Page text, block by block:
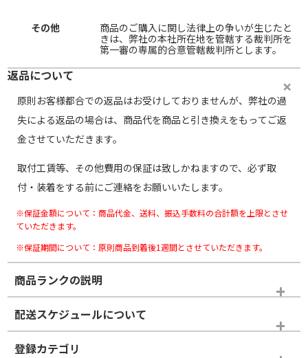
その他
商品のご購入に関し法律上の争いが生じたと
きは、弊社の本社所在地を管轄する裁判所を
第一審の専属的合意管轄裁判所とします。
返品について
原則お客様都合での返品はお受けしておりませんが、弊社の過
失による返品の場合は、商品代を商品と引き換えをもってご返
金させていただきます。
取付工賃等、その他費用の保証は致しかねますので、必ず取
付・装着をする前にご連絡をお願いいたします。
※保証金額について：商品代金、送料、振込手数料の合計額を上限とさせ
ていただきます。
※保証期間について：原則商品到着後1週間とさせていただきます。
商品ランクの説明
※商品ランクは出品者の主観により判断しておりますので、あら
かじめご了承ください。
ホイールランク
配送スケジュールについて
登録カテゴリ